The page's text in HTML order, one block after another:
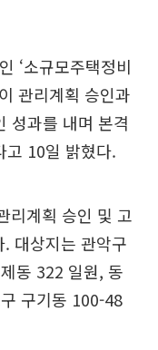
‘소규모주택정비
관리계획 승인과
성과를 내며 본격
고 10일 밝혔다.
리계획 승인 및 고
대상지는 관악구
동 322 일원, 동
구기동 100-48